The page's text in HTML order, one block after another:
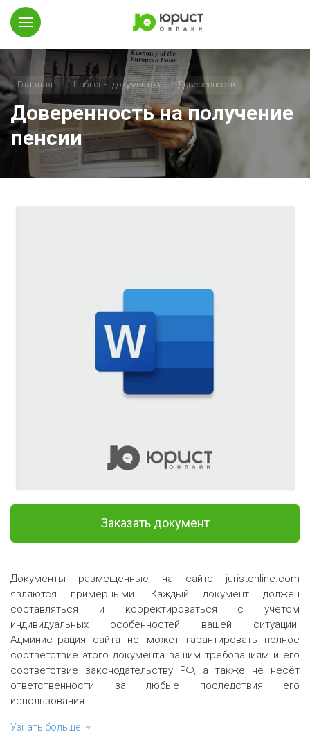
Главная Шаблоны документов Доверенности
Доверенность на получение
пенсии
Документы размещенные на сайте juristonline.com
являются примерными. Каждый документ должен
составляться и корректироваться с учетом
индивидуальных особенностей вашей ситуации.
Администрация сайта не может гарантировать полное
соответствие этого документа вашим требованиям и его
соответствие законодательству РФ, а также не несёт
ответственности за любые последствия его
использования.
Узнать больше
Заказать документ